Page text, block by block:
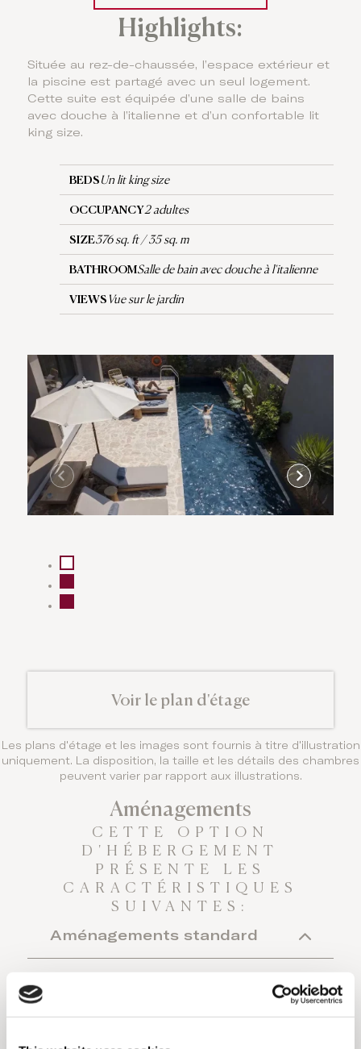
Highlights:
Située au rez-de-chaussée, l’espace extérieur et
la piscine est partagé avec un seul logement.
Cette suite est équipée d’une salle de bains
avec douche à l’italienne et d’un confortable lit
king size.
BEDSUn lit king size
OCCUPANCY2 adultes
SIZE376 sq. ft / 35 sq. m
BATHROOMSalle de bain avec douche à l'italienne
VIEWS Vue sur le jardin
Voir le plan d'étage
Les plans d'étage et les images sont fournis à titre d'illustration
uniquement. La disposition, la taille et les détails des chambres
peuvent varier par rapport aux illustrations.
Aménagements
CETTE OPTION
D'HÉBERGEMENT
PRÉSENTE LES
CARACTÉRISTIQUES
SUIVANTES:
Aménagements standard